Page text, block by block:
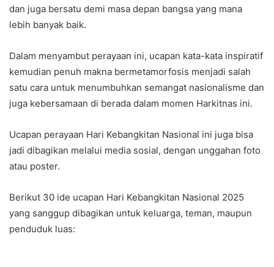
dan juga bersatu demi masa depan bangsa yang mana
lebih banyak baik.
Dalam menyambut perayaan ini, ucapan kata-kata inspiratif
kemudian penuh makna bermetamorfosis menjadi salah
satu cara untuk menumbuhkan semangat nasionalisme dan
juga kebersamaan di berada dalam momen Harkitnas ini.
Ucapan perayaan Hari Kebangkitan Nasional ini juga bisa
jadi dibagikan melalui media sosial, dengan unggahan foto
atau poster.
Berikut 30 ide ucapan Hari Kebangkitan Nasional 2025
yang sanggup dibagikan untuk keluarga, teman, maupun
penduduk luas: